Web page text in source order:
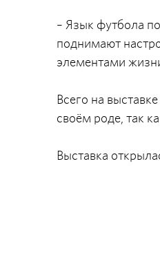
– Язык футбола
поднимают
элементами
Всего на
своём роде, так
Выставка